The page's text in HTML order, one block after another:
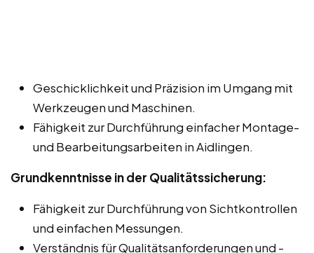
Geschicklichkeit und Präzision im Umgang mit
Werkzeugen und Maschinen.
Fähigkeit zur Durchführung einfacher Montage-
und Bearbeitungsarbeiten in Aidlingen.
Grundkenntnisse in der Qualitätssicherung:
Fähigkeit zur Durchführung von Sichtkontrollen
und einfachen Messungen.
Verständnis für Qualitätsanforderungen und -